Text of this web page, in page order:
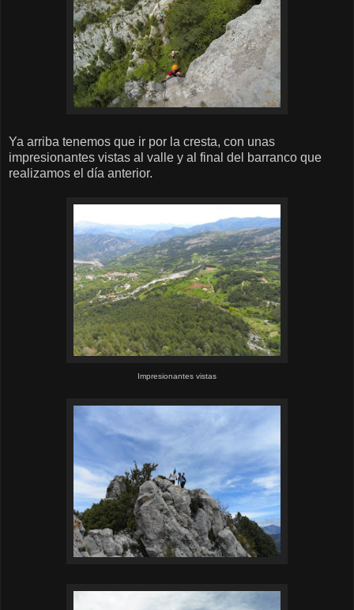
Ya arriba tenemos que ir por la cresta, con unas
impresionantes vistas al valle y al final del barranco que
realizamos el día anterior.
Impresionantes vistas